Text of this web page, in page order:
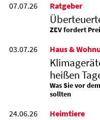
07.07.26 Ratgeber
ZEV fordert
03.07.26 Haus &
heißen
Was Sie vor
sollten
24.06.26 Heimtiere